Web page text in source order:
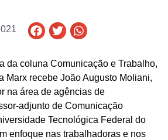
da coluna Comunicação e Trabalho,
Marx recebe João Augusto Moliani,
na área de agências de
adjunto de Comunicação
Tecnológica Federal do
enfoque nas trabalhadoras e nos